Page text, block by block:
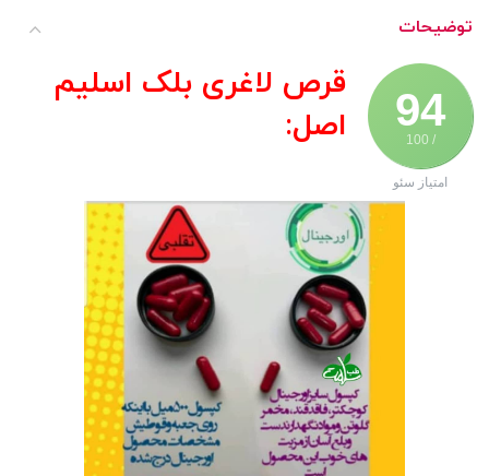
توضیحات
94
/ 100
امتیاز سئو
قرص لاغری بلک اسلیم
اصل: